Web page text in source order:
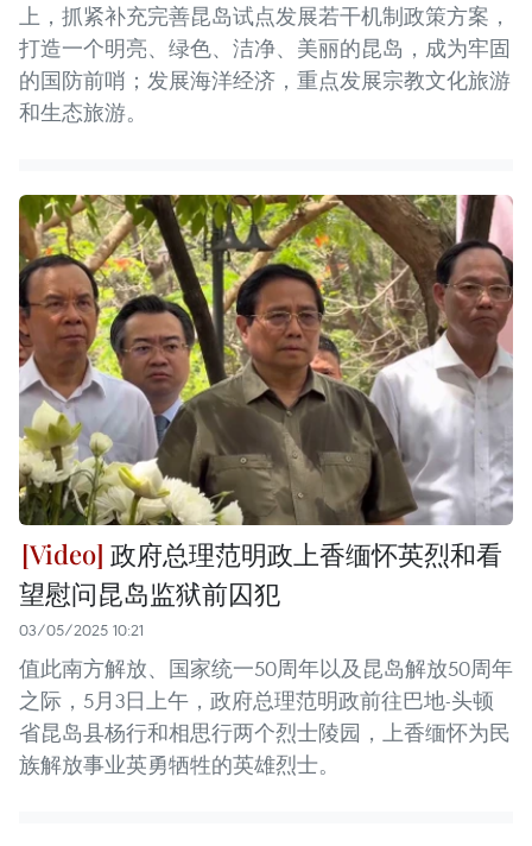
上，抓紧补充完善昆岛试点发展若干机制政策方案，
打造一个明亮、绿色、洁净、美丽的昆岛，成为牢固
的国防前哨；发展海洋经济，重点发展宗教文化旅游
和生态旅游。
政府总理范明政上香缅怀英烈和看
望慰问昆岛监狱前囚犯
03/05/2025 10:21
值此南方解放、国家统一50周年以及昆岛解放50周年
之际，5月3日上午，政府总理范明政前往巴地-头顿
省昆岛县杨行和相思行两个烈士陵园，上香缅怀为民
族解放事业英勇牺牲的英雄烈士。